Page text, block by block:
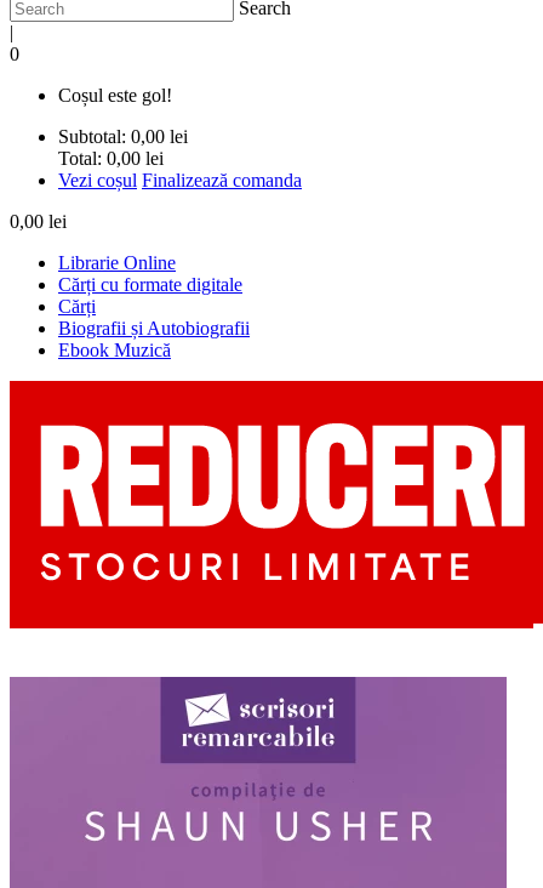
Search
|
0
Coșul este gol!
Subtotal: 0,00 lei
Total: 0,00 lei
Vezi coșul Finalizează comanda
0,00 lei
Librarie Online
Cărți cu formate digitale
Cărți
Biografii și Autobiografii
Ebook Muzică